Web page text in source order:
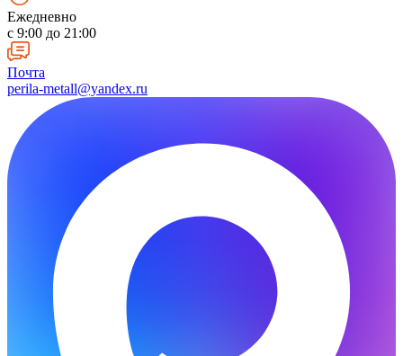
Ежедневно
c 9:00 до 21:00
Почта
perila-metall@yandex.ru